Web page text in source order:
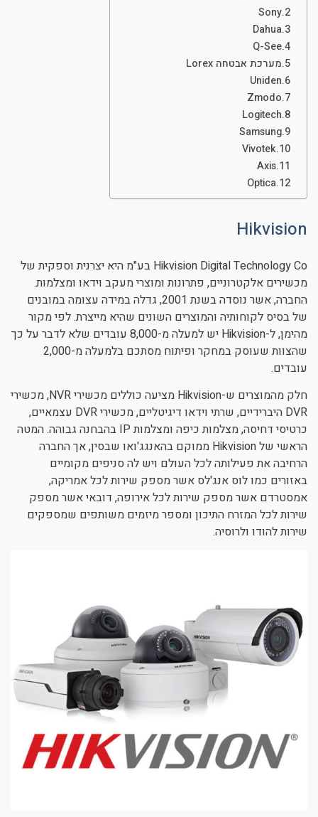
brightness_low ניגודיות כהה
format_underlined הוסף קו תחתון לקישורים
font_download סמן קישורים
Sony
Dahua
Q-See
מערכת אבטחה Lorex
Uniden
Zmodo
Logitech
Samsung
Vivotek
Axis
Optica
Hikvision
Hikvision Digital Technology Co בע"מ היא יצרנית וספקית של
מכשירים אלקטרוניים, פתרונות ומוצרי מעקב וידאו ומצלמות.
החברה, אשר נוסדה בשנת 2001, גדלה במידה עצומה במובנים
של בסיס לקוחותיה והמוצרים השונים שהיא מייצרת. לפי מקור
מהימן, ל-Hikvision יש למעלה מ-8,000 עובדים שלא לדבר על כך
שהצוות שעוסק במחקר ופיתוח מסתכם בלמעלה מ-2,000
עובדים.
חלק מהמוצרים ש-Hikvision מציעה כוללים מכשירי NVR, מכשירי
DVR היברידיים, שרתי וידאו דיגיטליים, מכשירי DVR עצמאיים,
כרטיסי דחיסה, מצלמות כיפה ומצלמות IP בהבחנה גבוהה. המטה
הראשי של Hikvision ממוקם בהאנגג'ואו שבסין, אך החברה
הרחיבה את פעילותה לכל העולם ויש לה סניפים מקומיים
באזורים כמו לוס אנג'לס אשר מספק שירות לכל אמריקה,
אמסטרדם אשר מספק שירות לכל אירופה, דובאי אשר מספק
שירות לכל המזרח התיכון ומספר מיזמים משותפים שמספקים
שירות להודו ולרוסיה.